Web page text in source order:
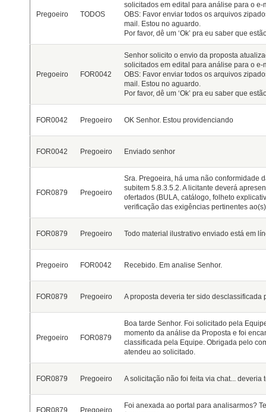
Pregoeiro TODOS
solicitados em edital para análise para o
OBS: Favor enviar todos os arquivos
mail. Estou no aguardo.
Por favor, dê um ‘Ok’ pra eu saber que
Pregoeiro FOR0042
Senhor solicito o envio da proposta
solicitados em edital para análise para o
OBS: Favor enviar todos os arquivos
mail. Estou no aguardo.
Por favor, dê um ‘Ok’ pra eu saber que
FOR0042 Pregoeiro OK Senhor. Estou providenciando
FOR0042 Pregoeiro Enviado senhor
FOR0879 Pregoeiro
Sra. Pregoeira, há uma não conformidade
subitem 5.8.3.5.2. A licitante deverá
ofertados (BULA, catálogo, folheto
verificação das exigências pertinentes
FOR0879 Pregoeiro Todo material ilustrativo enviado está em
Pregoeiro FOR0042 Recebido. Em analise Senhor.
FOR0879 Pregoeiro A proposta deveria ter sido
Pregoeiro FOR0879
Boa tarde Senhor. Foi solicitado pela
momento da análise da Proposta e foi
classificada pela Equipe. Obrigada pelo
atendeu ao solicitado.
FOR0879 Pregoeiro A solicitação não foi feita via chat...
FOR0879 Pregoeiro
Foi anexada ao portal para analisarmos?